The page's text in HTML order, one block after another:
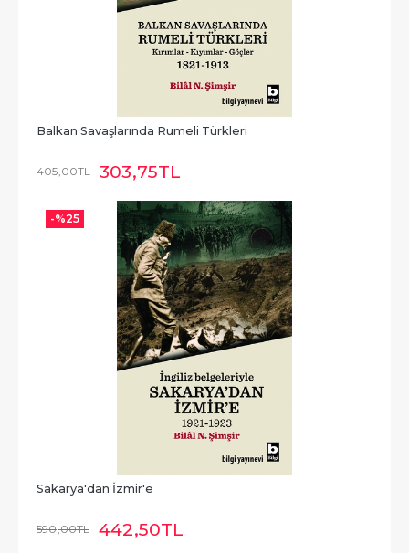
Balkan Savaşlarında Rumeli Türkleri
405,00TL 303,75TL
-%25
Sakarya'dan İzmir'e
590,00TL 442,50TL